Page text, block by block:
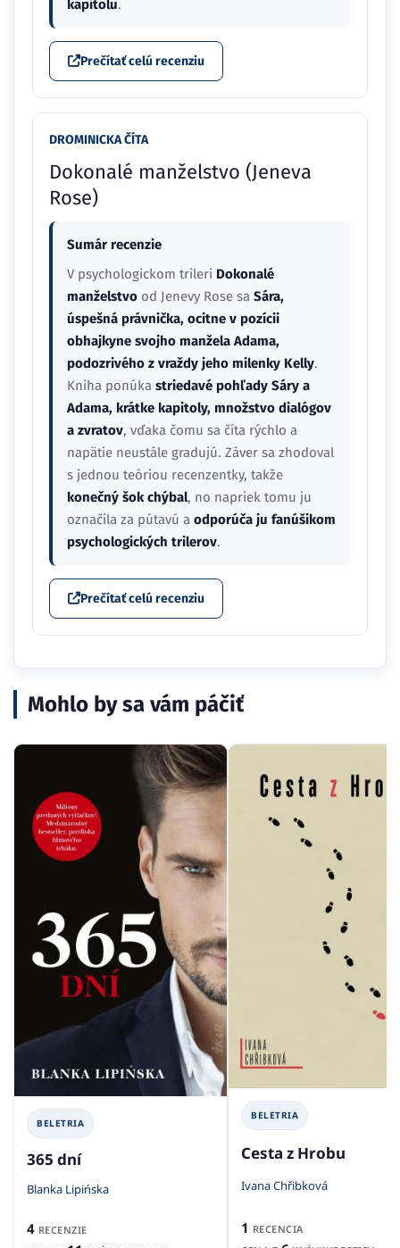
kapitolu.
Prečítať celú recenziu
DROMINICKA ČÍTA
Dokonalé manželstvo (Jeneva
Rose)
Sumár recenzie
V psychologickom trileri Dokonalé
manželstvo od Jenevy Rose sa Sára,
úspešná právnička, ocitne v pozícii
obhajkyne svojho manžela Adama,
podozrivého z vraždy jeho milenky Kelly.
Kniha ponúka striedavé pohľady Sáry a
Adama, krátke kapitoly, množstvo dialógov
a zvratov, vďaka čomu sa číta rýchlo a
napätie neustále gradujú. Záver sa zhodoval
s jednou teóriou recenzentky, takže
konečný šok chýbal, no napriek tomu ju
označila za pútavú a odporúča ju fanúšikom
psychologických trilerov.
Prečítať celú recenziu
Mohlo by sa vám páčiť
BELETRIA
365 dní
Blanka Lipińska
4 RECENZIE
BELETRIA
Cesta z Hrobu
Ivana Chřibková
1 RECENCIA